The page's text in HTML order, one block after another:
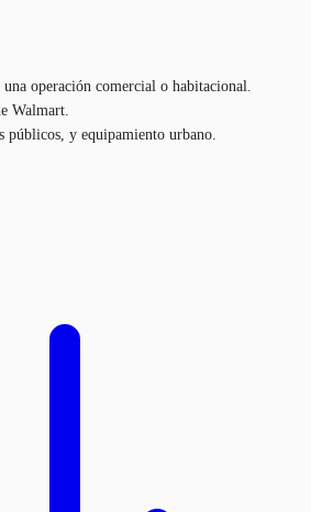
operación comercial o habitacional.
Walmart.
públicos, y equipamiento urbano.